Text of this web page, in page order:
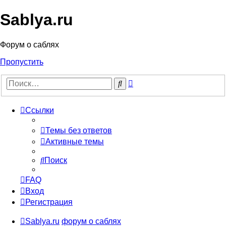
Sablya.ru
Форум о саблях
Пропустить
Поиск
Ссылки
Темы без ответов
Активные темы
Поиск
FAQ
Вход
Регистрация
Sablya.ru форум о саблях